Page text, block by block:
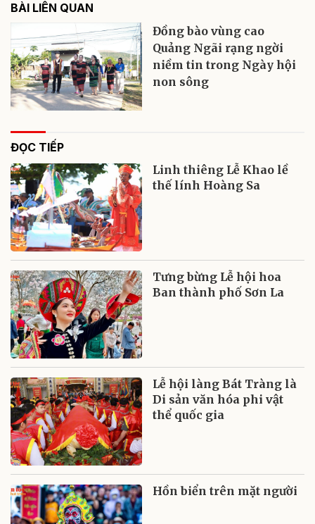
BÀI LIÊN QUAN
Đồng bào vùng cao
Quảng Ngãi rạng ngời
niềm tin trong Ngày hội
non sông
ĐỌC TIẾP
Linh thiêng Lễ Khao lề
thế lính Hoàng Sa
Tưng bừng Lễ hội hoa
Ban thành phố Sơn La
Lễ hội làng Bát Tràng là
Di sản văn hóa phi vật
thể quốc gia
Hồn biển trên mặt người